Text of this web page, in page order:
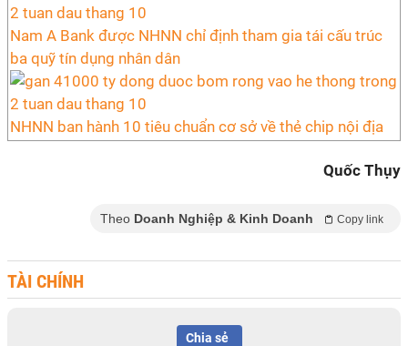
Nam A Bank được NHNN chỉ định tham gia tái cấu trúc
ba quỹ tín dụng nhân dân
NHNN ban hành 10 tiêu chuẩn cơ sở về thẻ chip nội địa
Quốc Thụy
Theo Doanh Nghiệp & Kinh Doanh Copy link
TÀI CHÍNH
Chia sẻ